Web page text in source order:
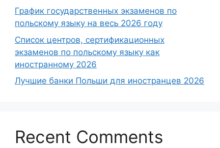
График государственных экзаменов по
польскому языку на весь 2026 году
Список центров, сертификационных
экзаменов по польскому языку как
иностранному 2026
Лучшие банки Польши для иностранцев 2026
Recent Comments